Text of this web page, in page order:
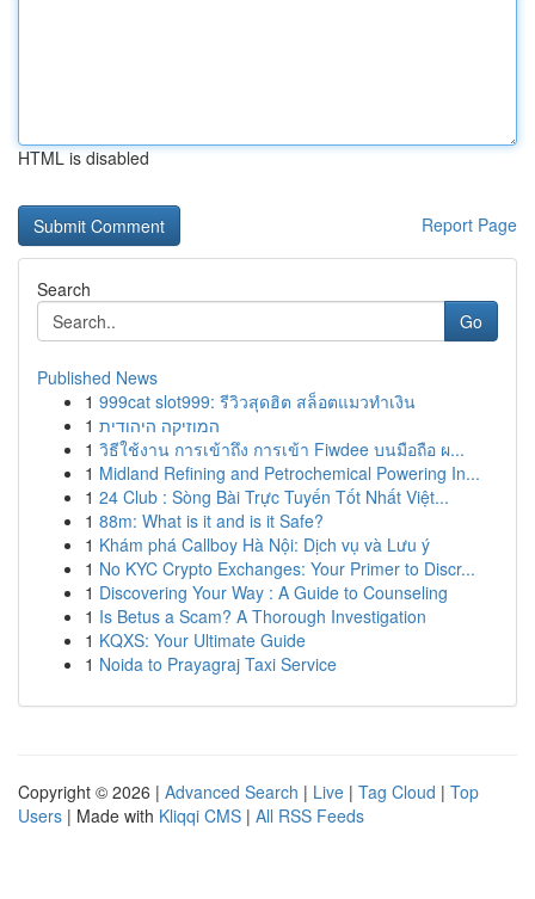
HTML is disabled
Report Page
Search
Go
Published News
1 999cat slot999: รีวิวสุดฮิต สล็อตแมวทำเงิน
1 המוזיקה היהודית
1 วิธีใช้งาน การเข้าถึง การเข้า Fiwdee บนมือถือ ผ...
1 Midland Refining and Petrochemical Powering In...
1 24 Club : Sòng Bài Trực Tuyến Tốt Nhất Việt...
1 88m: What is it and is it Safe?
1 Khám phá Callboy Hà Nội: Dịch vụ và Lưu ý
1 No KYC Crypto Exchanges: Your Primer to Discr...
1 Discovering Your Way : A Guide to Counseling
1 Is Betus a Scam? A Thorough Investigation
1 KQXS: Your Ultimate Guide
1 Noida to Prayagraj Taxi Service
Copyright © 2026 | Advanced Search | Live | Tag Cloud | Top
Users | Made with Kliqqi CMS | All RSS Feeds